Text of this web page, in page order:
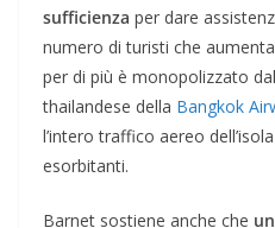
sufficienza per dare
numero di turisti che
per di più è monopolizzato
thailandese della Bangkok
l’intero traffico aereo
esorbitanti.
Barnet sostiene anche che